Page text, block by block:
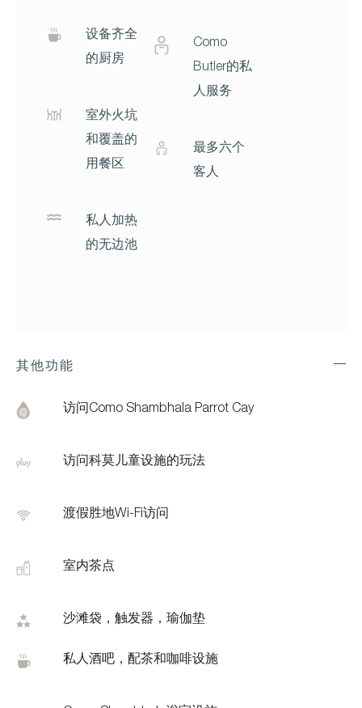
设备齐全
的厨房
室外火坑
和覆盖的
用餐区
私人加热
的无边池
Como
Butler的私
人服务
最多六个
客人
其他功能
访问Como Shambhala Parrot Cay
访问科莫儿童设施的玩法
渡假胜地Wi-Fi访问
室内茶点
沙滩袋，触发器，瑜伽垫
私人酒吧，配茶和咖啡设施